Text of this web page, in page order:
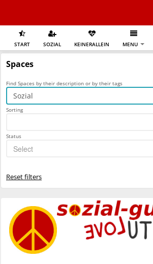
START SOZIAL KEINERALLEIN MENU
Spaces
Find Spaces by their description or by their tags
Sorting
Status
Select
Reset filters